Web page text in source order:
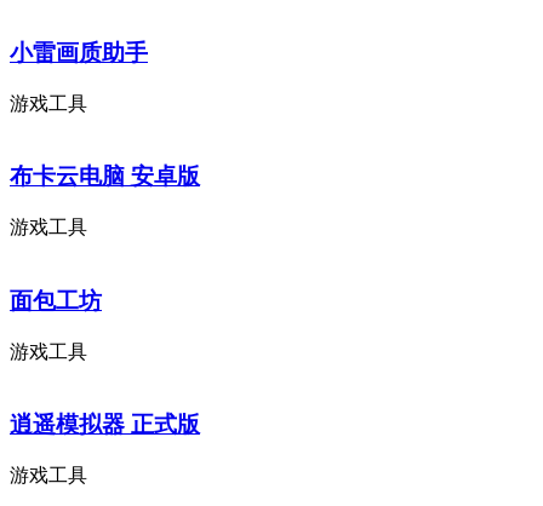
小雷画质助手
游戏工具
布卡云电脑 安卓版
游戏工具
面包工坊
游戏工具
逍遥模拟器 正式版
游戏工具